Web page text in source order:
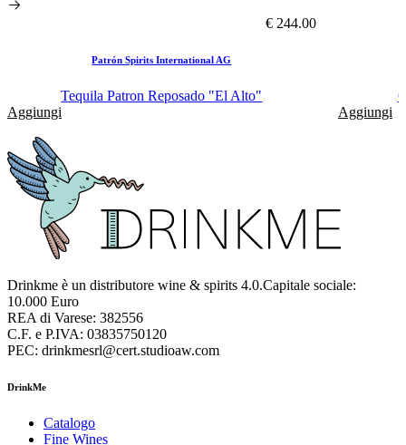
€ 244.00
Patrón Spirits International AG
Tequila Patron Reposado "El Alto"
Aggiungi
Aggiungi
Drinkme è un distributore wine & spirits 4.0.Capitale sociale:
10.000 Euro
REA di Varese: 382556
C.F. e P.IVA: 03835750120
PEC: drinkmesrl@cert.studioaw.com
DrinkMe
Catalogo
Fine Wines